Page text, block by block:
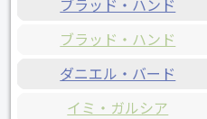
ブラッド・ハンド
ダニエル・バード
イミ・ガルシア